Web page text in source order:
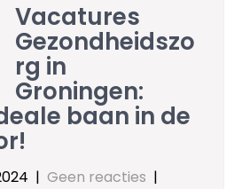
Vacatures
Gezondheidszo
rg in
Groningen:
baan in de
| Geen reacties |